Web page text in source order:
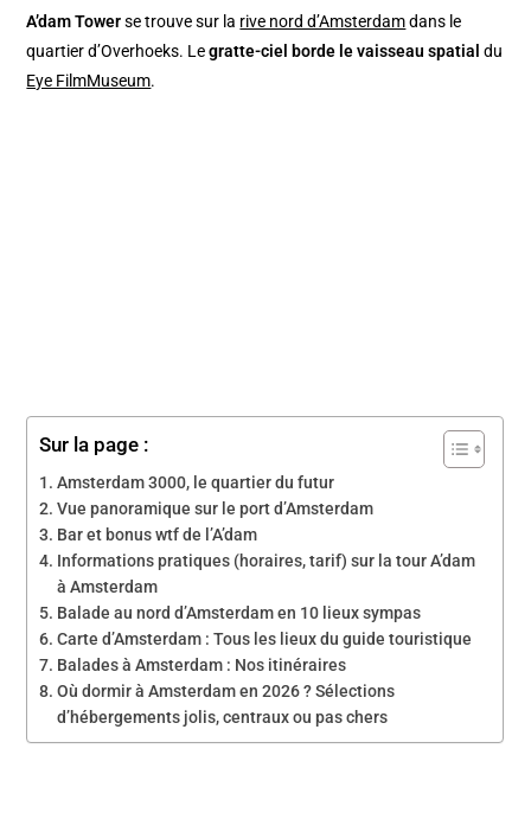
A’dam Towerse trouve sur la rive nord d’Amsterdamdans le
quartier d’Overhoeks. Legratte-ciel borde le vaisseau spatial du
Eye FilmMuseum.
Sur la page :
Amsterdam 3000, le quartier du futur
Vue panoramique sur le port d’Amsterdam
Bar et bonus wtf de l’A’dam
Informations pratiques (horaires, tarif) sur la tour A’dam
à Amsterdam
Balade au nord d’Amsterdam en 10 lieux sympas
Carte d’Amsterdam : Tous les lieux du guide touristique
Balades à Amsterdam : Nos itinéraires
Où dormir à Amsterdam en 2026 ? Sélections
d’hébergements jolis, centraux ou pas chers